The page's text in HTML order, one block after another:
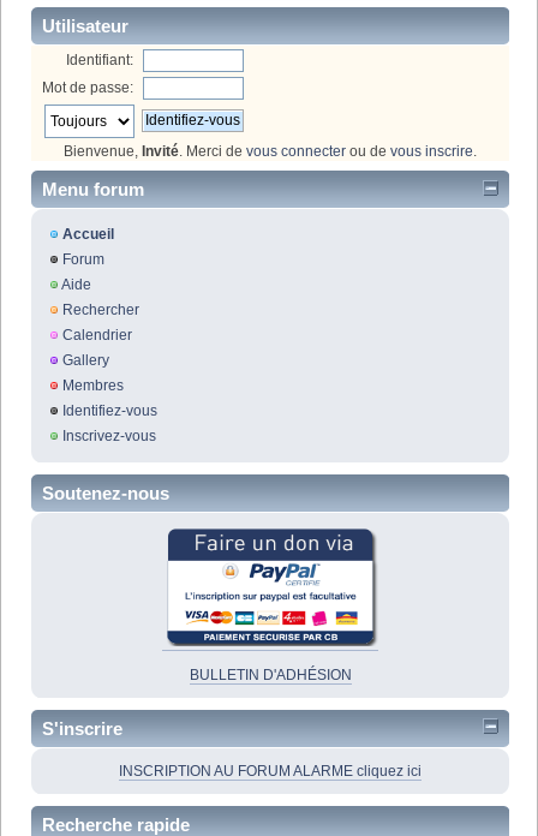
Utilisateur
Identifiant:
Mot de passe:
Bienvenue, Invité . Merci de vous connecter ou de vous inscrire
Menu forum
Accueil
Forum
Aide
Rechercher
Calendrier
Gallery
Membres
Identifiez-vous
Inscrivez-vous
Soutenez-nous
BULLETIN D'ADHÉSION
S'inscrire
INSCRIPTION AU FORUM ALARME cliquez ici
Recherche rapide